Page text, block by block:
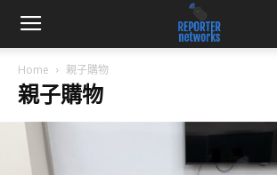
Home 親子購物
親子購物